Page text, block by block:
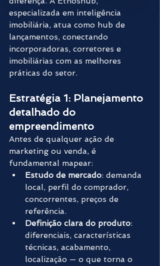
especializada em inteligência
imobiliária, atua como hub de
lançamentos, conectando
incorporadoras, corretores e
imobiliárias com as melhores
práticas do setor.
Estratégia 1: Planejamento
detalhado do
empreendimento
Antes de qualquer ação de
marketing ou venda, é
fundamental mapear:
Estudo de mercado: demanda
local, perfil do comprador,
concorrentes, preços de
referência.
Definição clara do produto:
diferenciais, características
técnicas, acabamento,
localização — o que torna o